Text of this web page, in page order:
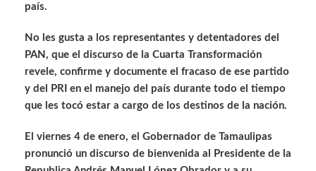
país.
No les gusta a los representantes y detentadores del
PAN, que el discurso de la Cuarta Transformación
revele, confirme y documente el fracaso de ese partido
y del PRI en el manejo del país durante todo el tiempo
que les tocó estar a cargo de los destinos de la nación.
El viernes 4 de enero, el Gobernador de Tamaulipas
pronunció un discurso de bienvenida al Presidente de la